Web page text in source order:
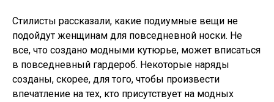
Стилисты рассказали, какие подиумные вещи не
подойдут женщинам для повседневной носки. Не
все, что создано модными кутюрье, может вписаться
в повседневный гардероб. Некоторые наряды
созданы, скорее, для того, чтобы произвести
впечатление на тех, кто присутствует на модных